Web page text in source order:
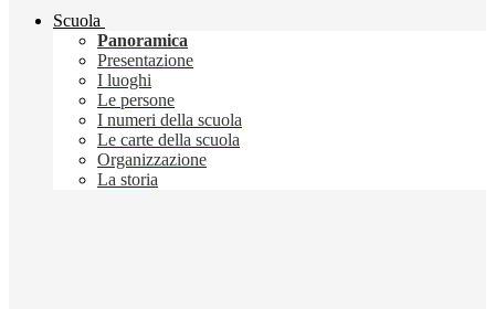
Scuola
Panoramica
Presentazione
I luoghi
Le persone
I numeri della scuola
Le carte della scuola
Organizzazione
La storia